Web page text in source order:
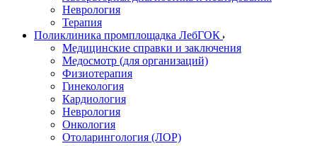
Неврология
Терапия
Поликлиника промплощадка ЛебГОК
Медицинские справки и заключения
Медосмотр (для организаций)
Физиотерапия
Гинекология
Кардиология
Неврология
Онкология
Отоларингология (ЛОР)